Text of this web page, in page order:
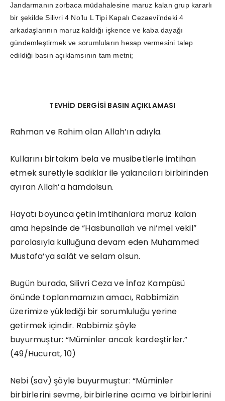
Jandarmanın zorbaca müdahalesine maruz kalan grup kararlı
bir şekilde Silivri 4 No’lu L Tipi Kapalı Cezaevi’ndeki 4
arkadaşlarının maruz kaldığı işkence ve kaba dayağı
gündemleştirmek ve sorumluların hesap vermesini talep
edildiği basın açıklamsının tam metni;
TEVHİD DERGİSİ BASIN AÇIKLAMASI
Rahman ve Rahim olan Allah’ın adıyla.
Kullarını birtakım bela ve musibetlerle imtihan
etmek suretiyle sadıklar ile yalancıları birbirinden
ayıran Allah’a hamdolsun.
Hayatı boyunca çetin imtihanlara maruz kalan
ama hepsinde de “Hasbunallah ve ni’mel vekil”
parolasıyla kulluğuna devam eden Muhammed
Mustafa’ya salât ve selam olsun.
Bugün burada, Silivri Ceza ve İnfaz Kampüsü
önünde toplanmamızın amacı, Rabbimizin
üzerimize yüklediği bir sorumluluğu yerine
getirmek içindir. Rabbimiz şöyle
buyurmuştur: “Müminler ancak kardeştirler.”
(49/Hucurat, 10)
Nebi (sav) şöyle buyurmuştur: “Müminler
birbirlerini sevme, birbirlerine acıma ve birbirlerini